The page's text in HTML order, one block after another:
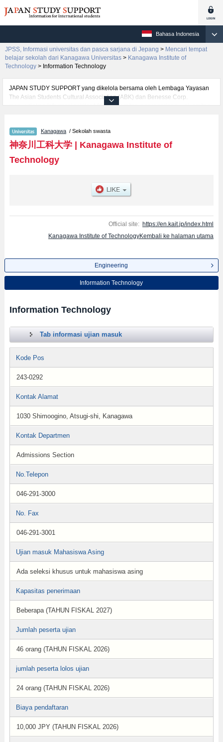
Bahasa Indonesia
JPSS, Informasi universitas dan pasca sarjana di Jepang > Mencari tempat
belajar sekolah dari Kanagawa Universitas > Kanagawa Institute of
Technology > Information Technology
JAPAN STUDY SUPPORT yang dikelola bersama oleh Lembaga Yayasan
The Asian Students Cultural Association (ABK) dan Benesse Corp.
menyediakan informasi sekitar 1300 universitas, pascasarjana, universitas
mencakup informasi per fakultas seperti Fakultas EngineeringatauFakultas
Information Technology, serta berbagai informasi yang berguna bagi
mahasiswa(i) mancanegara seperti kuota untuk jumlah pendaftar dan
jumlah kelulusan ujian masuk mahasiswa(i) mancanegara, informasi
Kanagawa / Sekolah swasta
神奈川工科大学| Kanagawa Institute of
Technology
Official site: https://en.kait.jp/index.html
Kanagawa Institute of TechnologyKembali ke halaman utama
Engineering
Information Technology
Information Technology
Tab informasi ujian masuk
Kode Pos
243-0292
Kontak Alamat
1030 Shimoogino, Atsugi-shi, Kanagawa
Kontak Departmen
Admissions Section
No.Telepon
046-291-3000
No. Fax
046-291-3001
Ujian masuk Mahasiswa Asing
Ada seleksi khusus untuk mahasiswa asing
Kapasitas penerimaan
Beberapa (TAHUN FISKAL 2027)
Jumlah peserta ujian
46 orang (TAHUN FISKAL 2026)
jumlah peserta lolos ujian
24 orang (TAHUN FISKAL 2026)
Biaya pendaftaran
10,000 JPY (TAHUN FISKAL 2026)